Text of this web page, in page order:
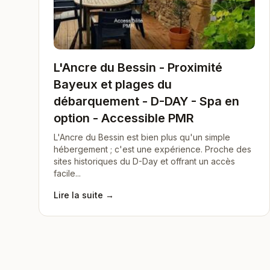
L'Ancre du Bessin - Proximité
Bayeux et plages du
débarquement - D-DAY - Spa en
option - Accessible PMR
L'Ancre du Bessin est bien plus qu'un simple
hébergement ; c'est une expérience. Proche des
sites historiques du D-Day et offrant un accès
facile...
Lire la suite →